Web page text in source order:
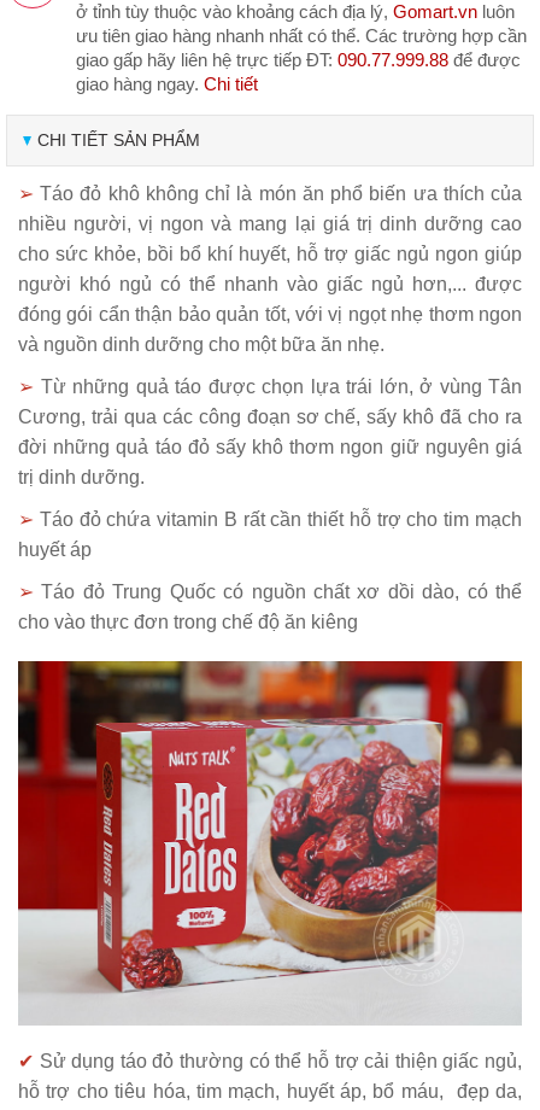
ở tỉnh tùy thuộc vào khoảng cách địa lý, Gomart.vn luôn
ưu tiên giao hàng nhanh nhất có thể. Các trường hợp cần
giao gấp hãy liên hệ trực tiếp ĐT: 090.77.999.88 để được
giao hàng ngay. Chi tiết
CHI TIẾT SẢN PHẨM
➢Táo đỏ khô không chỉ là món ăn phổ biến ưa thích của
nhiều người, vị ngon và mang lại giá trị dinh dưỡng cao
cho sức khỏe, bồi bổ khí huyết, hỗ trợ giấc ngủ ngon giúp
người khó ngủ có thể nhanh vào giấc ngủ hơn,... được
đóng gói cẩn thận bảo quản tốt, với vị ngọt nhẹ thơm ngon
và nguồn dinh dưỡng cho một bữa ăn nhẹ.
➢ Từ những quả táo được chọn lựa trái lớn, ở vùng Tân
Cương, trải qua các công đoạn sơ chế, sấy khô đã cho ra
đời những quả táo đỏ sấy khô thơm ngon giữ nguyên giá
trị dinh dưỡng.
➢ Táo đỏ chứa vitamin B rất cần thiết hỗ trợ cho tim mạch
huyết áp
➢Táo đỏ Trung Quốc có nguồn chất xơ dồi dào, có thể
cho vào thực đơn trong chế độ ăn kiêng
✔ Sử dụng táo đỏ thường có thể hỗ trợ cải thiện giấc ngủ,
hỗ trợ cho tiêu hóa, tim mạch, huyết áp, bổ máu, đẹp da,